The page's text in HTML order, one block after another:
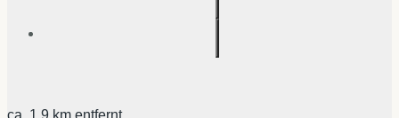
ca. 1,9 km entfernt